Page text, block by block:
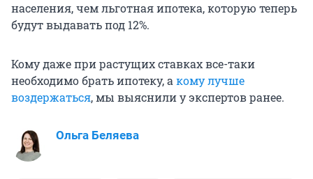
населения, чем льготная ипотека, которую теперь
будут выдавать под 12%.
Кому даже при растущих ставках все-таки
необходимо брать ипотеку, а кому лучше
воздержаться, мы выяснили у экспертов ранее.
Ольга Беляева